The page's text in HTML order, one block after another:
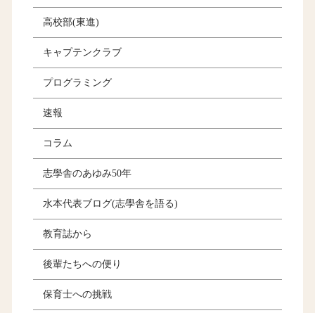
高校部(東進)
キャプテンクラブ
プログラミング
速報
コラム
志學舎のあゆみ50年
水本代表ブログ(志學舎を語る)
教育誌から
後輩たちへの便り
保育士への挑戦